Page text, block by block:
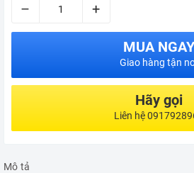
– +
MUA NGAY
Giao hàng tận
Hãy gọi
Liên hệ
Mô tả